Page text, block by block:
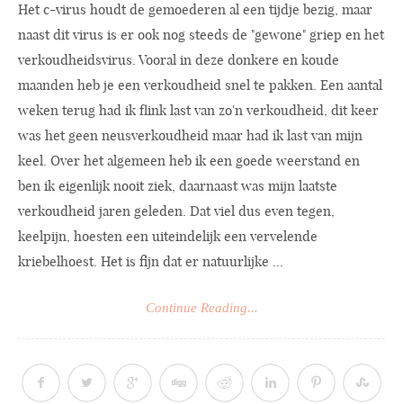
Het c-virus houdt de gemoederen al een tijdje bezig, maar
naast dit virus is er ook nog steeds de "gewone" griep en het
verkoudheidsvirus. Vooral in deze donkere en koude
maanden heb je een verkoudheid snel te pakken. Een aantal
weken terug had ik flink last van zo'n verkoudheid, dit keer
was het geen neusverkoudheid maar had ik last van mijn
keel. Over het algemeen heb ik een goede weerstand en
ben ik eigenlijk nooit ziek, daarnaast was mijn laatste
verkoudheid jaren geleden. Dat viel dus even tegen,
keelpijn, hoesten een uiteindelijk een vervelende
kriebelhoest. Het is fijn dat er natuurlijke ...
Continue Reading...